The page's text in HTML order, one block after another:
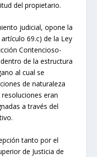
del propietario.
judicial, opone la
69.c) de la Ley
Contencioso-
de la estructura
al cual se
de naturaleza
eran
a través del
tanto por el
de Justicia de